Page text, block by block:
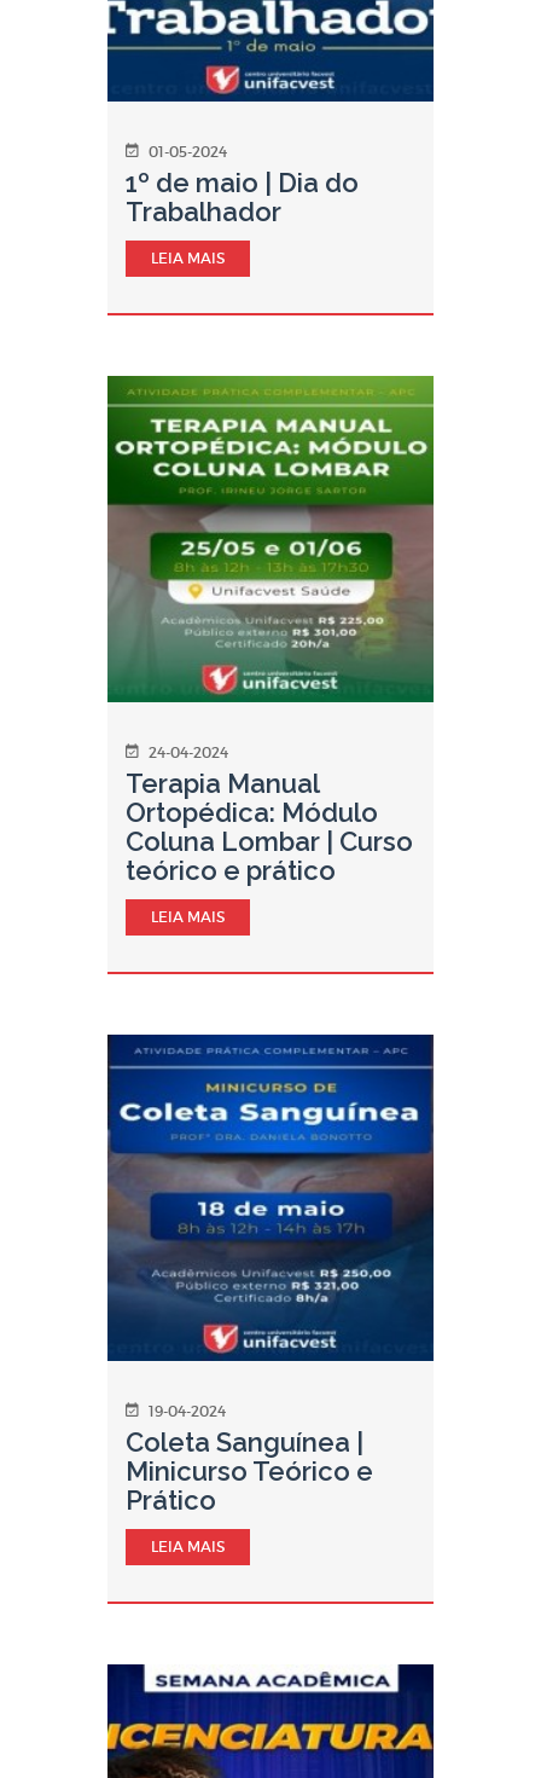
01-05-2024
1º de maio | Dia do
Trabalhador
LEIA MAIS
24-04-2024
Terapia Manual
Ortopédica: Módulo
Coluna Lombar | Curso
teórico e prático
LEIA MAIS
19-04-2024
Coleta Sanguínea |
Minicurso Teórico e
Prático
LEIA MAIS